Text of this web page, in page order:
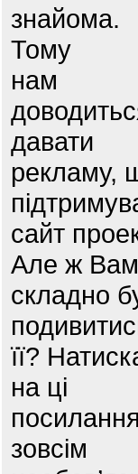
знайома.
Тому
нам
давати
рекламу,
сайт
Але ж
складно
її?
на ці
посилання
зовсім